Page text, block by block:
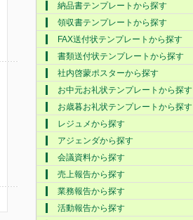
納品書テンプレートから探す
領収書テンプレートから探す
FAX送付状テンプレートから探す
書類送付状テンプレートから探す
社内啓蒙ポスターから探す
お中元お礼状テンプレートから探す
お歳暮お礼状テンプレートから探す
レジュメから探す
アジェンダから探す
会議資料から探す
売上報告から探す
業務報告から探す
活動報告から探す